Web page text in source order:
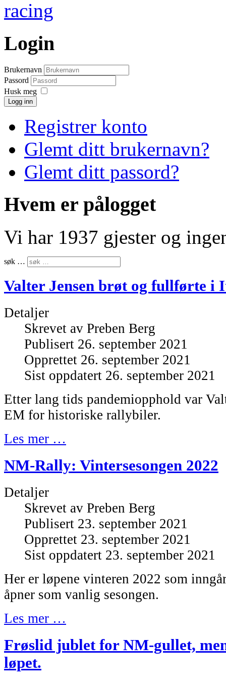
Login
Brukernavn
Passord
Husk meg
Logg inn
Registrer konto
Glemt ditt brukernavn?
Glemt ditt passord?
Hvem er pålogget
Vi har 1937 gjester og
søk …
Valter Jensen brøt og fullførte i
Detaljer
Skrevet av Preben Berg
Publisert 26. september 2021
Opprettet 26. september 2021
Sist oppdatert 26. september 2021
Etter lang tids pandemiopphold var
EM for historiske rallybiler.
Les mer …
NM-Rally: Vintersesongen 2022
Detaljer
Skrevet av Preben Berg
Publisert 23. september 2021
Opprettet 23. september 2021
Sist oppdatert 23. september 2021
Her er løpene vinteren 2022 som
åpner som vanlig sesongen.
Les mer …
Frøslid jublet for NM-gullet,
løpet.